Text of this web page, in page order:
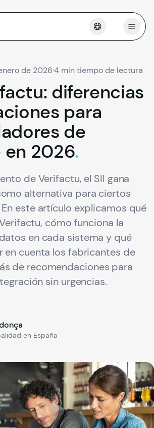
Abrir
de 2026·4 min tiempo de lectura
diferencias
para
de
en 2026.
de Verifactu, el SII gana
alternativa para ciertos
este artículo explicamos qué
cómo funciona la
en cada sistema y qué
en cuenta los fabricantes de
de recomendaciones para
sin urgencias.
en España